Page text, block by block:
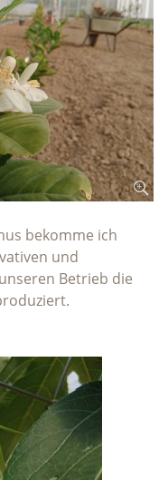
bekomme ich
und
Betrieb die